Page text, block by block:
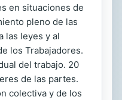
en situaciones de
pleno de las
las leyes y al
los Trabajadores.
del trabajo. 20
de las partes.
colectiva y de los